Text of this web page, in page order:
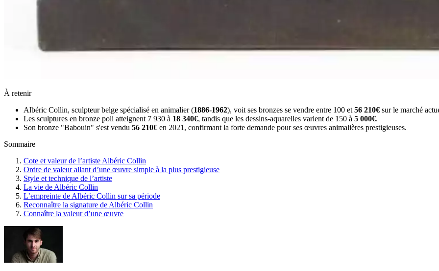
À retenir
Albéric Collin, sculpteur belge spécialisé en animalier (1886-1962), voit ses bronzes se vendre entre 100 et 56 210€ sur le marché
Les sculptures en bronze poli atteignent 7 930 à 18 340€, tandis que les dessins-aquarelles varient de 150 à 5 000€.
Son bronze "Babouin" s'est vendu 56 210€ en 2021, confirmant la forte demande pour ses œuvres animalières prestigieuses.
Sommaire
Cote et valeur de l’artiste Albéric Collin
Ordre de valeur allant d’une œuvre simple à la plus prestigieuse
Style et technique de l’artiste
La vie de Albéric Collin
L’empreinte de Albéric Collin sur sa période
Reconnaître la signature de Albéric Collin
Connaître la valeur d’une œuvre